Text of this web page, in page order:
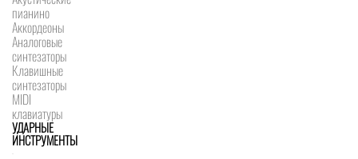
пианино
Аккордеоны
Аналоговые
синтезаторы
Клавишные
синтезаторы
MIDI
клавиатуры
УДАРНЫЕ
ИНСТРУМЕНТЫ